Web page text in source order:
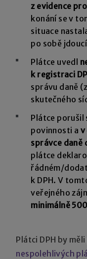
z evidence
konání se v
situace
po sobě
Plátce uvedl
k registraci
správu daně
skutečného
Plátce porušil
povinnosti a v
správce daně
plátce
řádném/
k DPH. V
veřejného
minimálně
Plátci DPH by měli
nespolehlivých